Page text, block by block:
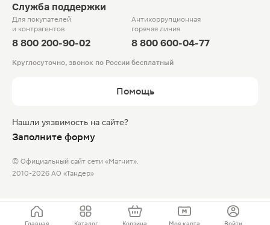
Служба поддержки
Для покупателей
и контрагентов
8 800 200-90-02
Антикоррупционная
горячая линия
8 800 600-04-77
Круглосуточно, звонок по России бесплатный
Помощь
Нашли уязвимость на сайте?
Заполните форму
© Официальный сайт сети «Магнит».
2010-2026 АО «Тандер»
Главная Каталог Корзина Моя карта Войти